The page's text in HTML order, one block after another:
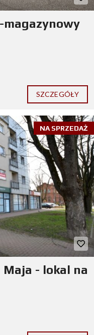
magazynowy
SZCZEGÓŁY
NA SPRZEDAŻ
Maja - lokal na